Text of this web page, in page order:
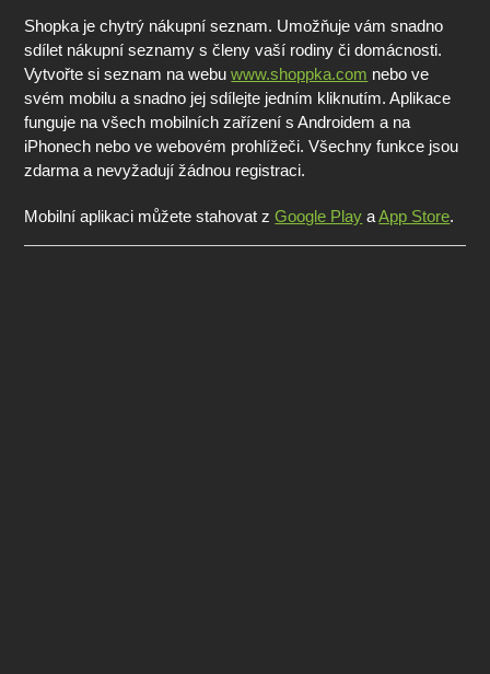
Shopka je chytrý nákupní seznam. Umožňuje vám snadno
sdílet nákupní seznamy s členy vaší rodiny či domácnosti.
Vytvořte si seznam na webuwww.shoppka.com nebo ve
svém mobilu a snadno jej sdílejte jedním kliknutím. Aplikace
funguje na všech mobilních zařízení s Androidem a na
iPhonech nebo ve webovém prohlížeči. Všechny funkce jsou
zdarma a nevyžadují žádnou registraci.
Mobilní aplikaci můžete stahovat zGoogle Play aApp Store.